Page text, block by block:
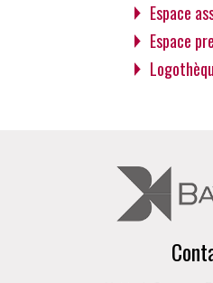
Espace
Espace